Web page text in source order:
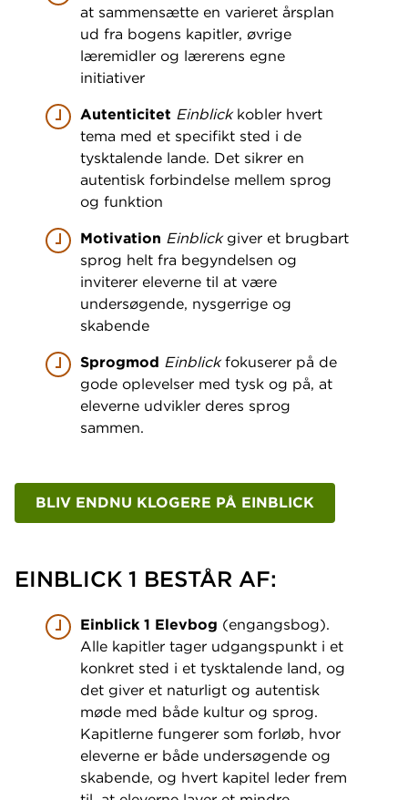
at sammensætte en varieret årsplan
ud fra bogens kapitler, øvrige
læremidler og lærerens egne
initiativer
Autenticitet Einblickkobler hvert
tema med et specifikt sted i de
tysktalende lande. Det sikrer en
autentisk forbindelse mellem sprog
og funktion
Motivation Einblickgiver et brugbart
sprog helt fra begyndelsen og
inviterer eleverne til at være
undersøgende, nysgerrige og
skabende
Sprogmod Einblickfokuserer på de
gode oplevelser med tysk og på, at
eleverne udvikler deres sprog
sammen.
BLIV ENDNU KLOGERE PÅ EINBLICK
EINBLICK 1 BESTÅR AF:
Einblick 1 Elevbog (engangsbog).
Alle kapitler tager udgangspunkt i et
konkret sted i et tysktalende land, og
det giver et naturligt og autentisk
møde med både kultur og sprog.
Kapitlerne fungerer som forløb, hvor
eleverne er både undersøgende og
skabende, og hvert kapitel leder frem